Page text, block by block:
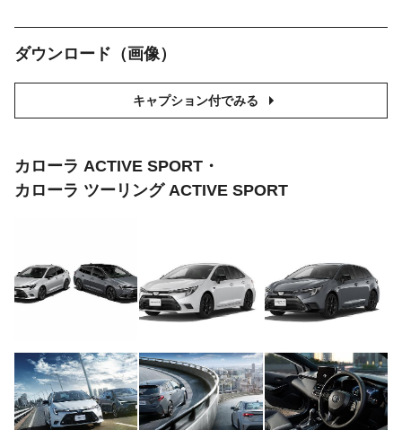
ダウンロード（画像）
キャプション付でみる
カローラ ACTIVE SPORT・
カローラ ツーリング ACTIVE SPORT